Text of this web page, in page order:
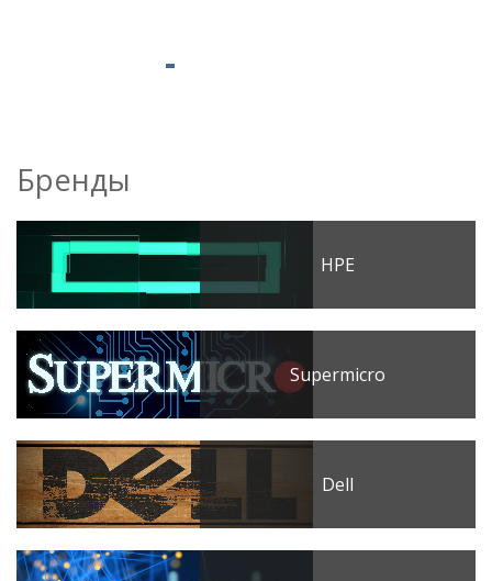
Бренды
HPE
Supermicro
Dell